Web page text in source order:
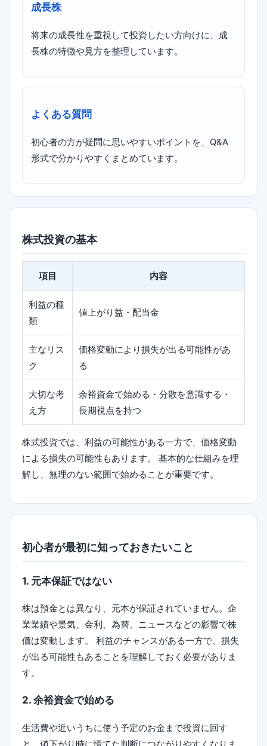
成長株
将来の成長性を重視して投資したい方向けに、成
長株の特徴や見方を整理しています。
よくある質問
初心者の方が疑問に思いやすいポイントを、Q&A
形式で分かりやすくまとめています。
株式投資の基本
項目 内容
利益の種
類
値上がり益・配当金
主なリス
ク
価格変動により損失が出る可能性があ
る
大切な考
え方
余裕資金で始める・分散を意識する・
長期視点を持つ
株式投資では、利益の可能性がある一方で、価格変動
による損失の可能性もあります。 基本的な仕組みを理
解し、無理のない範囲で始めることが重要です。
初心者が最初に知っておきたいこと
1. 元本保証ではない
株は預金とは異なり、元本が保証されていません。企
業業績や景気、金利、為替、ニュースなどの影響で株
価は変動します。 利益のチャンスがある一方で、損失
が出る可能性もあることを理解しておく必要がありま
す。
2. 余裕資金で始める
生活費や近いうちに使う予定のお金まで投資に回す